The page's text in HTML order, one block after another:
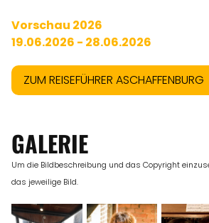
Vorschau 2026
19.06.2026 - 28.06.2026
ZUM REISEFÜHRER ASCHAFFENBURG
GALERIE
Um die Bildbeschreibung und das Copyright
das jeweilige Bild.